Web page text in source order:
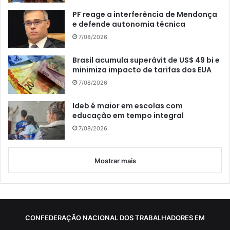
PF reage a interferência de Mendonça
e defende autonomia técnica
7/08/2026
Brasil acumula superávit de US$ 49 bi e
minimiza impacto de tarifas dos EUA
7/08/2026
Ideb é maior em escolas com
educação em tempo integral
7/08/2026
Mostrar mais
CONFEDERAÇÃO NACIONAL DOS TRABALHADORES EM